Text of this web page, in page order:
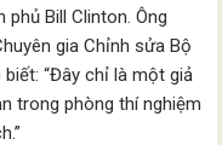
Bill Clinton. Ông
gia Chỉnh sửa Bộ
biết: “Đây chỉ là một giả
trong phòng thí nghiệm